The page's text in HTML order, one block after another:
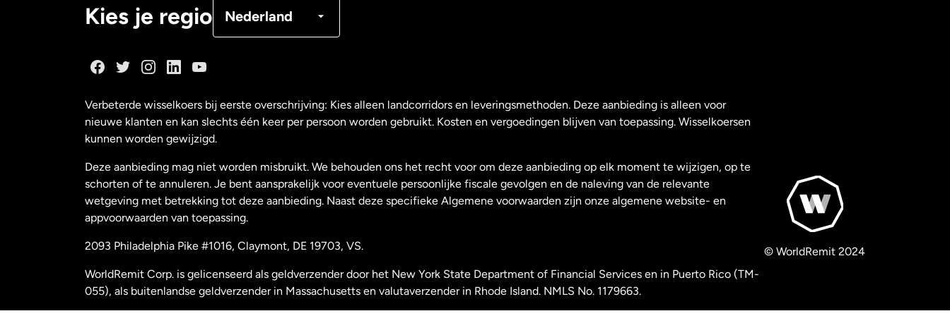
Kies je regio Nederland
Nederland
Nieuw-Zeeland
Spanje
Verenigd Koninkrijk
Verbeterde wisselkoers bij eerste overschrijving: Kies alleen landcorridors en leveringsmethoden. Deze aanbieding is alleen voor
nieuwe klanten en kan slechts één keer per persoon worden gebruikt. Kosten en vergoedingen blijven van toepassing. Wisselkoersen
kunnen worden gewijzigd.
Deze aanbieding mag niet worden misbruikt. We behouden ons het recht voor om deze aanbieding op elk moment te wijzigen, op te
schorten of te annuleren. Je bent aansprakelijk voor eventuele persoonlijke fiscale gevolgen en de naleving van de relevante
wetgeving met betrekking tot deze aanbieding. Naast deze specifieke Algemene voorwaarden zijn onze algemene website- en
appvoorwaarden van toepassing.
2093 Philadelphia Pike #1016, Claymont, DE 19703, VS.
WorldRemit Corp. is gelicenseerd als geldverzender door het New York State Department of Financial Services en in Puerto Rico (TM-
055), als buitenlandse geldverzender in Massachusetts en valutaverzender in Rhode Island. NMLS No. 1179663.
© WorldRemit 2024